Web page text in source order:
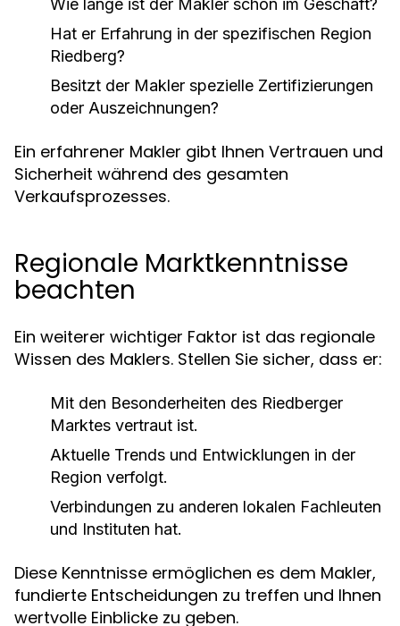
Wie lange ist der Makler schon im Geschäft?
Hat er Erfahrung in der spezifischen Region
Riedberg?
Besitzt der Makler spezielle Zertifizierungen
oder Auszeichnungen?
Ein erfahrener Makler gibt Ihnen Vertrauen und
Sicherheit während des gesamten
Verkaufsprozesses.
Regionale Marktkenntnisse
beachten
Ein weiterer wichtiger Faktor ist das regionale
Wissen des Maklers. Stellen Sie sicher, dass er:
Mit den Besonderheiten des Riedberger
Marktes vertraut ist.
Aktuelle Trends und Entwicklungen in der
Region verfolgt.
Verbindungen zu anderen lokalen Fachleuten
und Instituten hat.
Diese Kenntnisse ermöglichen es dem Makler,
fundierte Entscheidungen zu treffen und Ihnen
wertvolle Einblicke zu geben.